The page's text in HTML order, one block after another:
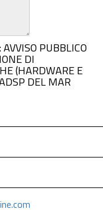
PUBBLICO
DI
(HARDWARE E
DEL MAR